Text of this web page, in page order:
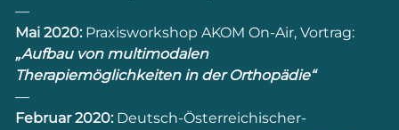
—
Mai 2020:Praxisworkshop AKOM On-Air, Vortrag:
„Aufbau von multimodalen
Therapiemöglichkeiten in der Orthopädie“
—
Februar 2020:Deutsch-Österreichischer-